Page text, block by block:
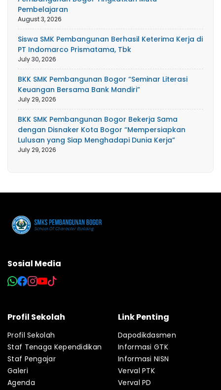
Pembelajaran
August 3, 2026
Siswa SMK Pembangunan Berhasil Keterima Kerja di
PT Indomarco Prismatama, Tbk
July 30, 2026
BKK SMK Pembangunan Bogor “Seminar Literasi
Keuangan Bersama Bank Mandiri”
July 29, 2026
BKK SMK Pembangunan Bogor Bekerja Sama
dengan Disnaker Kota Bogor “Mempersiapkan
Lulusan yang Siap Menghadapi Dunia Kerja”
July 29, 2026
Sosial Media
Profil Sekolah
Profil Sekolah
Staf Tenaga Kependidikan
Staf Pengajar
Galeri
Agenda
Link Penting
Dapodikdasmen
Informasi GTK
Informasi NISN
Verval PTK
Verval PD